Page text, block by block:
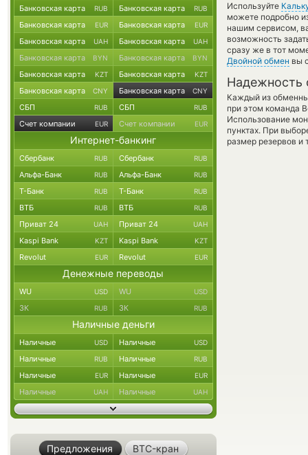
Используйте
можете подробно
нашим сервисом,
возможность
сразу же в тот
Двойной обмен вы
Надежность
Каждый из
при этом команда
Использование
пунктах. При
размер резервов и
Банковская карта RUB Банковская карта RUB
Банковская карта EUR Банковская карта EUR
Банковская карта UAH Банковская карта UAH
Банковская карта BYN Банковская карта BYN
Банковская карта KZT Банковская карта KZT
Банковская карта CNY Банковская карта CNY
СБП RUB СБП RUB
Счет компании EUR Счет компании EUR
Интернет-банкинг
Сбербанк RUB Сбербанк RUB
Альфа-Банк RUB Альфа-Банк RUB
Т-Банк RUB Т-Банк RUB
ВТБ RUB ВТБ RUB
Приват 24 UAH Приват 24 UAH
Kaspi Bank KZT Kaspi Bank KZT
Revolut EUR Revolut EUR
Денежные переводы
WU USD WU USD
ЗК RUB ЗК RUB
Наличные деньги
Наличные USD Наличные USD
Наличные RUB Наличные RUB
Наличные EUR Наличные EUR
Наличные UAH Наличные UAH
Предложения BTC-кран